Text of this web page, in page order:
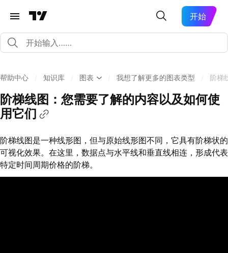
开始
帮助中心 知识库 图表 我想了解更多的图表类型 阶梯
阶梯线图：您需要了解的内容以及如何使
用它们
阶梯线图是一种线形图，但与原始线形图不同，它具有阶梯状的
可视化效果。在这里，数据点与水平线和垂直线相连，形成代表
特定时间周期价格的阶梯。